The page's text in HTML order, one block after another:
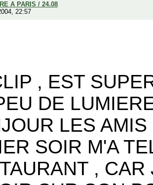
A PARIS / 24.08
22:57
, EST
DE
LES
SOIR M'A
,